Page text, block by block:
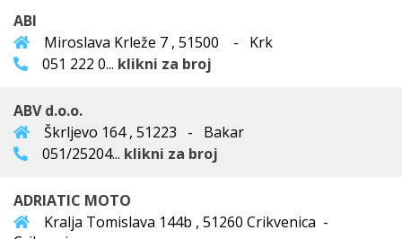
ABI
Miroslava Krleže 7 , 51500 - Krk
051 222 0... klikni za broj
ABV d.o.o.
Škrljevo 164 , 51223 - Bakar
051/25204... klikni za broj
ADRIATIC MOTO
Kralja Tomislava 144b , 51260 Crikvenica -